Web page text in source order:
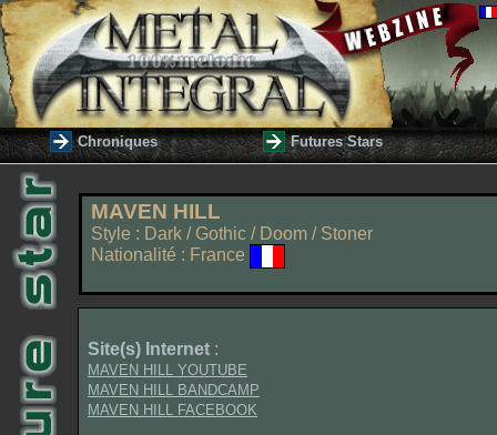
Chroniques Futures Stars
MAVEN HILL
Style : Dark / Gothic / Doom / Stoner
Nationalité : France
Site(s) Internet :
MAVEN HILL YOUTUBE
MAVEN HILL BANDCAMP
MAVEN HILL FACEBOOK